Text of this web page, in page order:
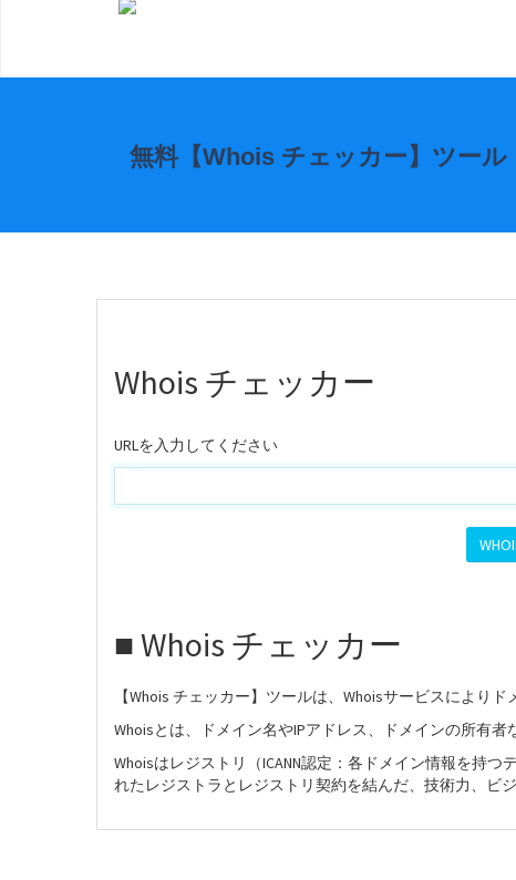
無料【Whois チェッカー】ツール
Whois チェッカー
URLを入力してください
■ Whois チェッカー
【Whois チェッカー】ツールは、Whoisサービスにより
Whoisとは、ドメイン名やIPアドレス、ドメインの所有
Whoisはレジストリ（ICANN認定：各ドメイン情報を持
れたレジストラとレジストリ契約を結んだ、技術力、ビ